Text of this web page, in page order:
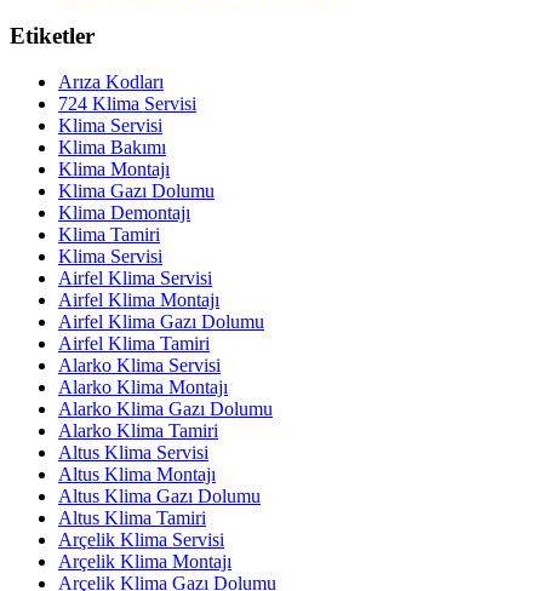
Etiketler
Arıza Kodları
724 Klima Servisi
Klima Servisi
Klima Bakımı
Klima Montajı
Klima Gazı Dolumu
Klima Demontajı
Klima Tamiri
Klima Servisi
Airfel Klima Servisi
Airfel Klima Montajı
Airfel Klima Gazı Dolumu
Airfel Klima Tamiri
Alarko Klima Servisi
Alarko Klima Montajı
Alarko Klima Gazı Dolumu
Alarko Klima Tamiri
Altus Klima Servisi
Altus Klima Montajı
Altus Klima Gazı Dolumu
Altus Klima Tamiri
Arçelik Klima Servisi
Arçelik Klima Montajı
Arçelik Klima Gazı Dolumu